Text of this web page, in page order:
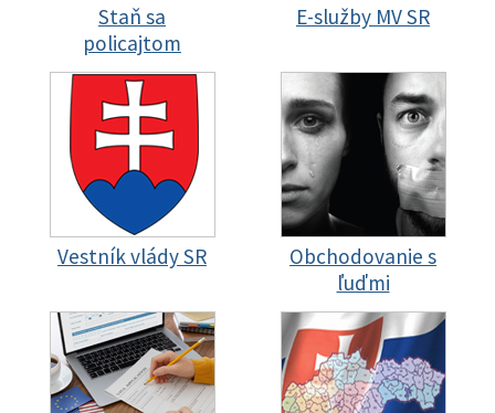
Staň sa
policajtom
E-služby MV SR
Vestník vlády SR
Obchodovanie s
ľuďmi